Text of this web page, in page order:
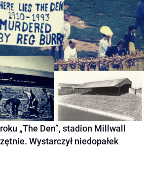
„The Den”, stadion Millwall
Wystarczył niedopałek